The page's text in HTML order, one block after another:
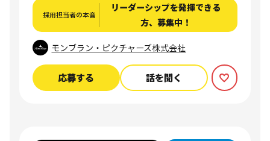
採用担当者の本音
リーダーシップを発揮できる
方、募集中！
モンブラン・ピクチャーズ株式会社
応募する 話を聞く